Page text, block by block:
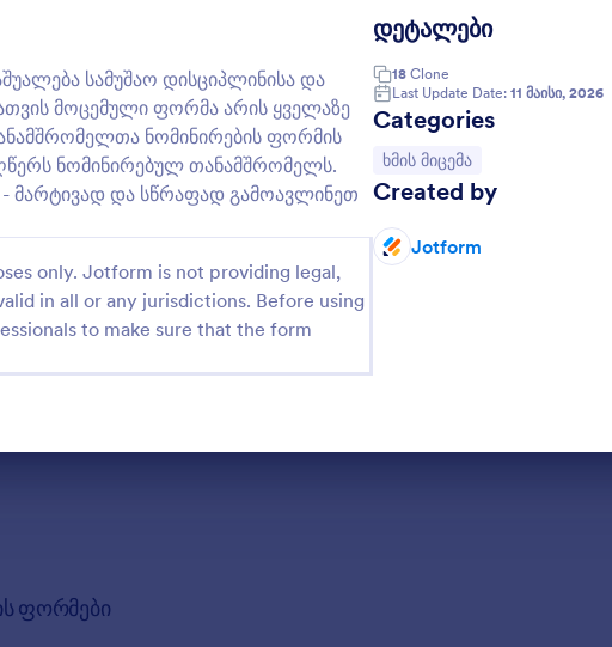
სამუშაო დისციპლინისა და
მოცემული ფორმა არის ყველაზე
ნომინირების ფორმის
ნომინირებულ თანამშრომელს.
მარტივად და სწრაფად გამოავლინეთ
only. Jotform is not providing legal,
in all or any jurisdictions. Before using
to make sure that the form
დეტალები
18 Clone
Last Update Date: 11 მაისი, 2026
Categories
Go to Category:
ხმის მიცემა
Created by
Jotform
მაისურის დიზაინის ხმის მიცემის ფორმა
: კომიტეტის ნომინაციის ფორმა
კომიტეტის ნომინაციის ფორმა
საშუალებას გაძლევს შეაგროვოთ ხმის
მიცემის სახელი და გუნდი პირველ სამ
სასურველ კანდიდატთან ერთად, ასევე
მოტივაციის დასაბუთება.
Go to Category:
ხმის მიცემა
ფორმები